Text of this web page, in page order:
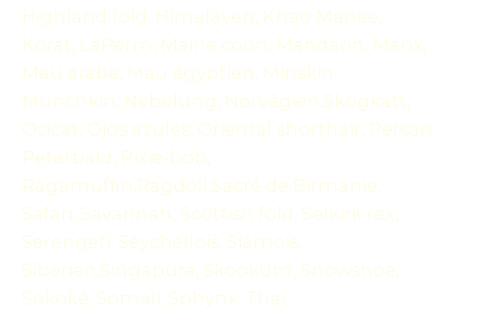
Highland fold, Himalayen, Khao Manee,
Korat, LaPerm, Maine coon, Mandarin, Manx,
Mau arabe, Mau égyptien, Minskin,
Munchkin, Nebelung, Norvégien,Skogkatt,
Ocicat, Ojos azules, Oriental shorthair, Persan,
Peterbald, Pixie-bob,
Ragamuffin,Ragdoll,Sacré de Birmanie,
Safari, Savannah, Scottish fold, Selkirk rex,
Serengeti, Seychellois, Siamois,
Sibérien,Singapura, Skookum, Snowshoe,
Sokoké, Somali, Sphynx, Thaï,